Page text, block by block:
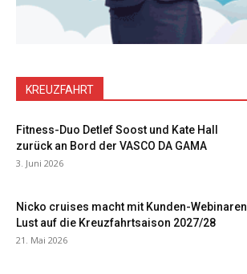
KREUZFAHRT
Fitness-Duo Detlef Soost und Kate Hall
zurück an Bord der VASCO DA GAMA
3. Juni 2026
Nicko cruises macht mit Kunden-Webinaren
Lust auf die Kreuzfahrtsaison 2027/28
21. Mai 2026